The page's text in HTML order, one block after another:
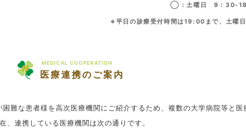
◯：土曜日 9：30-
※平日の診療受付時間は19:00まで、土曜
MEDICAL COOPERATION
医療連携のご案内
難な患者様を高次医療機関にご紹介するため、複数の大学病院等と医
、連携している医療機関は次の通りです。